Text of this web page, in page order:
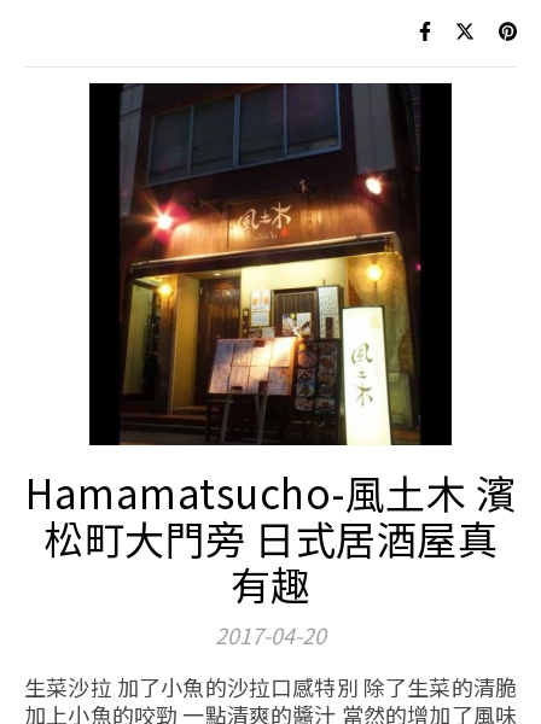
Hamamatsucho-風土木 濱
松町大門旁 日式居酒屋真
有趣
2017-04-20
生菜沙拉 加了小魚的沙拉口感特別 除了生菜的清脆
加上小魚的咬勁 一點清爽的醬汁 當然的增加了風味